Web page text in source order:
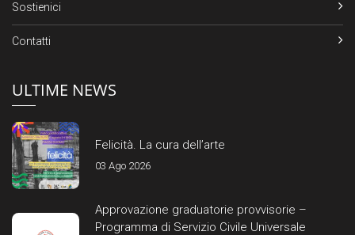
Sostienici
Contatti
ULTIME NEWS
Felicità. La cura dell’arte
03 Ago 2026
Approvazione graduatorie provvisorie –
Programma di Servizio Civile Universale